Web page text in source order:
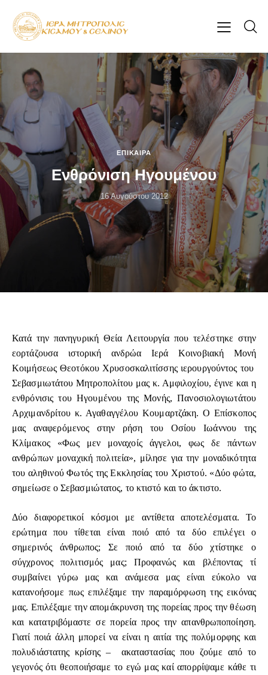
ΕΠΊΚΑΙΡΑ
Ενθρόνιση Ηγουμένου
16 Αυγούστου 2012
Κατά την πανηγυρική Θεία Λειτουργία που τελέστηκε στην
εορτάζουσα ιστορική ανδρώα Ιερά Κοινοβιακή Μονή
Κοιμήσεως Θεοτόκου Χρυσοσκαλιτίσσης ιερουργούντος του
Σεβασμιωτάτου Μητροπολίτου μας κ. Αμφιλοχίου, έγινε και η
ενθρόνισις του Ηγουμένου της Μονής, Πανοσιολογιωτάτου
Αρχιμανδρίτου κ. Αγαθαγγέλου Κουμαρτζάκη. Ο Επίσκοπος
μας αναφερόμενος στην ρήση του Οσίου Ιωάννου της
Κλίμακος «Φως μεν μοναχοίς άγγελοι, φως δε πάντων
ανθρώπων μοναχική πολιτεία», μίλησε για την μοναδικότητα
του αληθινού Φωτός της Εκκλησίας του Χριστού. «Δύο φώτα,
σημείωσε ο Σεβασμιώτατος, το κτιστό και το άκτιστο.
Δύο διαφορετικοί κόσμοι με αντίθετα αποτελέσματα. Το
ερώτημα που τίθεται είναι ποιό από τα δύο επιλέγει ο
σημερινός άνθρωπος; Σε ποιό από τα δύο χτίστηκε ο
σύγχρονος πολιτισμός μας; Προφανώς και βλέποντας τί
συμβαίνει γύρω μας και ανάμεσα μας είναι εύκολο να
κατανοήσομε πως επιλέξαμε την παραμόρφωση της εικόνας
μας. Επιλέξαμε την απομάκρυνση της πορείας προς την θέωση
και κατατριβόμαστε σε πορεία προς την απανθρωποποίηση.
Γιατί ποιά άλλη μπορεί να είναι η αιτία της πολύμορφης και
πολυδιάστατης κρίσης – ακαταστασίας που ζούμε από το
γεγονός ότι θεοποιήσαμε το εγώ μας καί απορρίψαμε κάθε τι